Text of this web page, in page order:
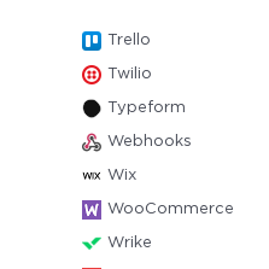
Trello
Twilio
Typeform
Webhooks
Wix
WooCommerce
Wrike